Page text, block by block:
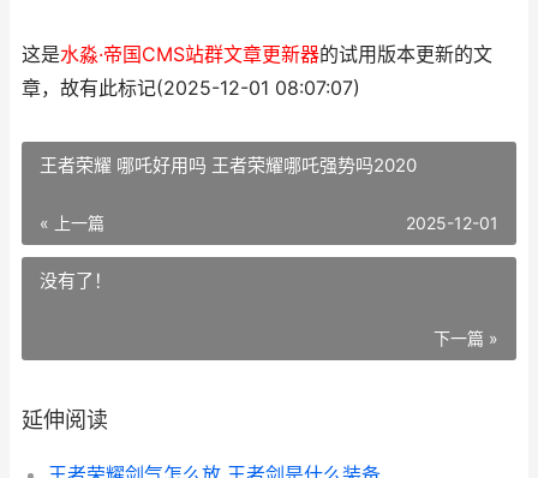
这是水淼·帝国CMS站群文章更新器的试用版本更新的文
章，故有此标记(2025-12-01 08:07:07)
王者荣耀 哪吒好用吗 王者荣耀哪吒强势吗2020
« 上一篇 2025-12-01
没有了！
下一篇 »
延伸阅读